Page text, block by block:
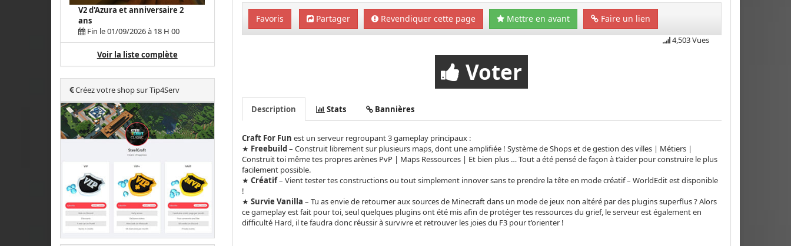
V2 d'Azura et anniversaire 2
ans
Fin le 01/09/2026 à 18 H 00
Voir la liste complète
Créez votre shop sur Tip4Serv
Favoris Partager Revendiquer cette page Mettre en avant Faire un lien
4,503 Vues
Voter
Description Stats Bannières
Craft For Fun est un serveur regroupant 3 gameplay principaux :
★ Freebuild – Construit librement sur plusieurs maps, dont une amplifiée ! Système de Shops et de gestion des villes | Métiers |
Construit toi même tes propres arènes PvP | Maps Ressources | Et bien plus … Tout a été pensé de façon à t’aider pour construire le plus
facilement possible.
★ Créatif– Vient tester tes constructions ou tout simplement innover sans te prendre la tête en mode créatif – WorldEdit est disponible
!
★ Survie Vanilla – Tu as envie de retourner aux sources de Minecraft dans un mode de jeux non altéré par des plugins superflus ? Alors
ce gameplay est fait pour toi, seul quelques plugins ont été mis afin de protéger tes ressources du grief, le serveur est également en
difficulté Hard, il te faudra donc réussir à survivre et retrouver les joies du F3 pour t’orienter !